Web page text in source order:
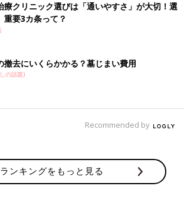
療クリニック選びは「通いやすさ」が大切！選
重要3カ条って？
撤去にいくらかかる？墓じまい費用
の話題)
Recommended by
ランキングをもっと見る